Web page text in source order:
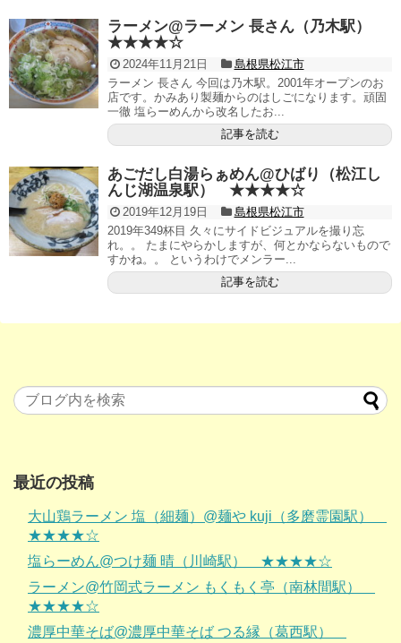
ラーメン@ラーメン 長さん（乃木駅）
★★★★☆
2024年11月21日
島根県松江市
ラーメン 長さん 今回は乃木駅。2001年オープンのお
店です。かみあり製麺からのはしごになります。頑固
一徹 塩らーめんから改名したお...
記事を読む
あごだし白湯らぁめん@ひばり（松江し
んじ湖温泉駅） ★★★★☆
2019年12月19日
島根県松江市
2019年349杯目 久々にサイドビジュアルを撮り忘
れ。。 たまにやらかしますが、何とかならないもので
すかね。。 というわけでメンラー...
記事を読む
最近の投稿
大山鶏ラーメン 塩（細麺）@麺や kuji（多磨霊園駅）
★★★★☆
塩らーめん@つけ麺 晴（川崎駅） ★★★★☆
ラーメン@竹岡式ラーメン もくもく亭（南林間駅）
★★★★☆
濃厚中華そば@濃厚中華そば つる縁（葛西駅）